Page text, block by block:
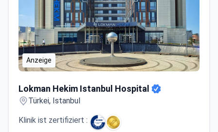
Anzeige
Lokman Hekim Istanbul Hospital
Türkei, Istanbul
Klinik ist zertifiziert :